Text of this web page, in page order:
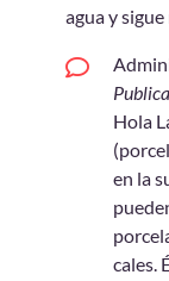
agua y
Hola
en la
cales.